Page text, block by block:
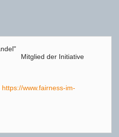
Mitglied der Initiative
https://www.fairness-im-